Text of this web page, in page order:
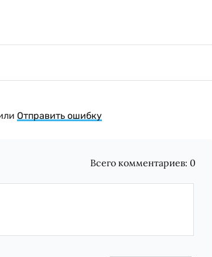
Отправить ошибку
Всего комментариев: 0